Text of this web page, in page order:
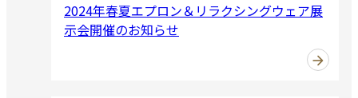
2024年春夏エプロン＆リラクシングウェア展
示会開催のお知らせ